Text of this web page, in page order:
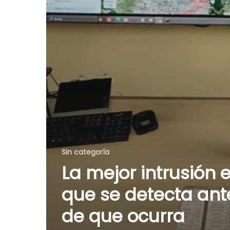
Sin categoría
La mejor intrusión
que se detecta
de que ocurra